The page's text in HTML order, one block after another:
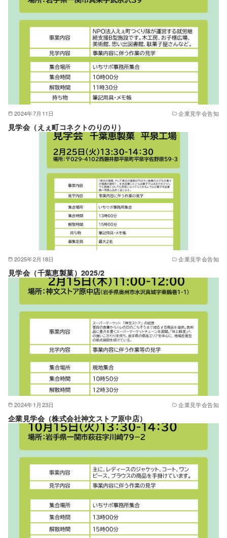
2024年7月11日 企業見学会告知
見学会（えぇ町コネクトのりのり）
2025年2月18日 企業見学会告知
見学会（千葉恵製菓）2025/2
2024年1月23日 企業見学会告知
企業見学会（株式会社神文ストア原中店）